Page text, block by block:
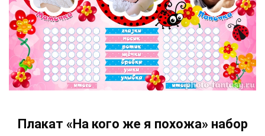
Плакат «На кого же я похожа» набор